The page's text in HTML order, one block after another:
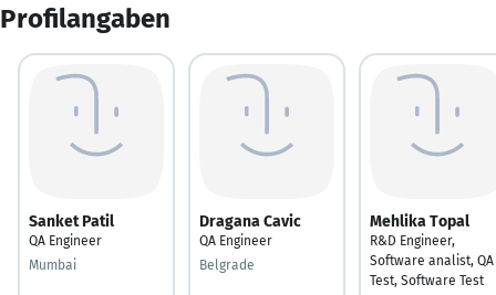
Profilangaben
Sanket Patil
QA Engineer
Mumbai
Dragana Cavic
QA Engineer
Belgrade
Mehlika Topal
R&D Engineer,
Software analist, QA
Test, Software Test